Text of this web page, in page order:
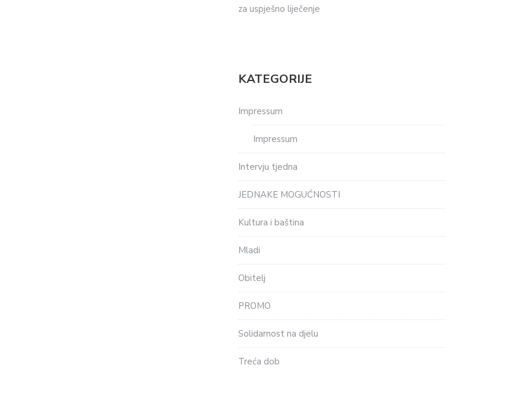
za uspješno liječenje
KATEGORIJE
Impressum
Impressum
Intervju tjedna
JEDNAKE MOGUĆNOSTI
Kultura i baština
Mladi
Obitelj
PROMO
Solidarnost na djelu
Treća dob